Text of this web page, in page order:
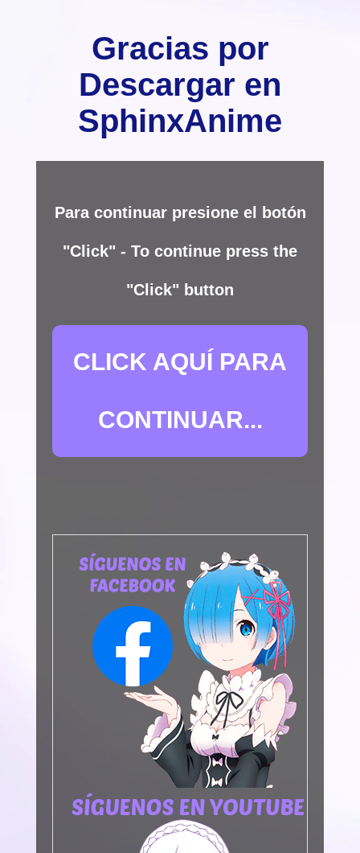
Gracias por
Descargar en
SphinxAnime
Para continuar presione el botón
"Click" - To continue press the
"Click" button
CLICK AQUÍ PARA
CONTINUAR...